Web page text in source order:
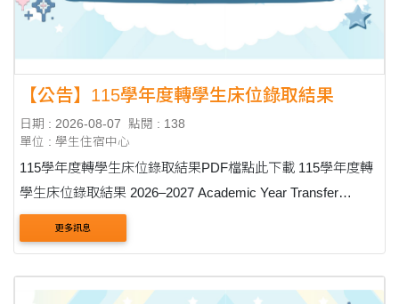
【公告】115學年度轉學生床位錄取結果
日期 : 2026-08-07
點閱 : 138
單位 : 學生住宿中心
115學年度轉學生床位錄取結果PDF檔點此下載 115學年度轉
學生床位錄取結果 2026–2027 Academic Year Transfer
Student Accommodation Assignment Results 床位查
更多訊息